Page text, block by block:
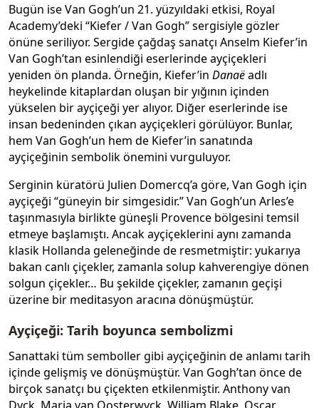
Bugün ise Van Gogh’un 21. yüzyıldaki etkisi, Royal
Academy’deki “Kiefer / Van Gogh” sergisiyle gözler
önüne seriliyor. Sergide çağdaş sanatçı Anselm Kiefer’in
Van Gogh’tan esinlendiği eserlerinde ayçiçekleri
yeniden ön planda. Örneğin, Kiefer’in Danaëadlı
heykelinde kitaplardan oluşan bir yığının içinden
yükselen bir ayçiçeği yer alıyor. Diğer eserlerinde ise
insan bedeninden çıkan ayçiçekleri görülüyor. Bunlar,
hem Van Gogh’un hem de Kiefer’in sanatında
ayçiçeğinin sembolik önemini vurguluyor.
Serginin küratörü Julien Domercq’a göre, Van Gogh için
ayçiçeği “güneyin bir simgesidir.” Van Gogh’un Arles’e
taşınmasıyla birlikte güneşli Provence bölgesini temsil
etmeye başlamıştı. Ancak ayçiçeklerini aynı zamanda
klasik Hollanda geleneğinde de resmetmiştir: yukarıya
bakan canlı çiçekler, zamanla solup kahverengiye dönen
solgun çiçekler… Bu şekilde çiçekler, zamanın geçişi
üzerine bir meditasyon aracına dönüşmüştür.
Ayçiçeği: Tarih boyunca sembolizmi
Sanattaki tüm semboller gibi ayçiçeğinin de anlamı tarih
içinde gelişmiş ve dönüşmüştür. Van Gogh’tan önce de
birçok sanatçı bu çiçekten etkilenmiştir. Anthony van